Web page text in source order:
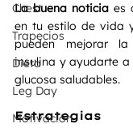
Chest
Trapecios
Dieta
Leg Day
Motivación
La buena noticia es
en tu estilo de vida
pueden mejorar
insulina y ayudarte
glucosa saludables.
Estrategias